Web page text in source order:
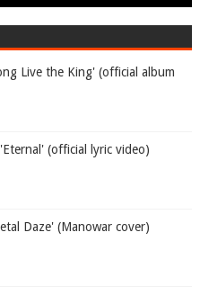
Live the King' (official album
(official lyric video)
Daze' (Manowar cover)